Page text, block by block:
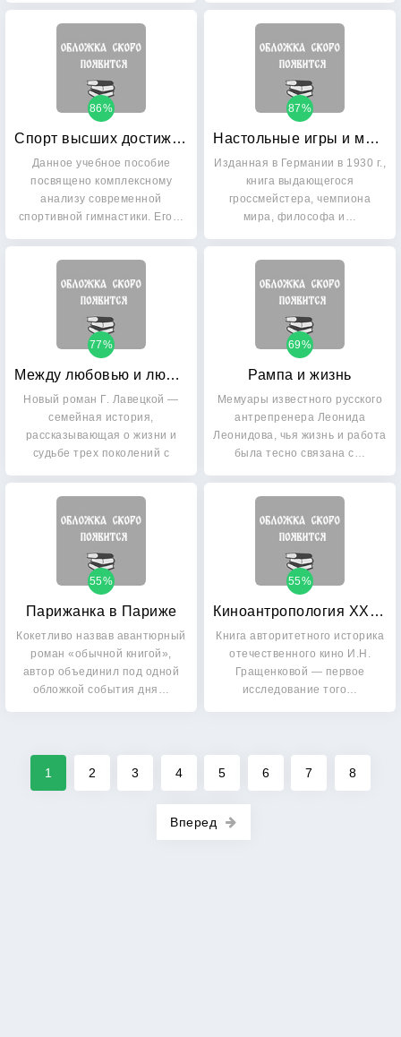
Спорт высших достижений: спортивная гимнастика
86%
Данное учебное пособие
посвящено комплексному
анализу современной
спортивной гимнастики. Его…
Настольные игры и математические задачи
87%
Изданная в Германии в 1930 г.,
книга выдающегося
гроссмейстера, чемпиона
мира, философа и…
Между любовью и любовью
77%
Новый роман Г. Лавецкой —
семейная история,
рассказывающая о жизни и
судьбе трех поколений с
Рампа и жизнь
69%
Мемуары известного русского
антрепренера Леонида
Леонидова, чья жизнь и работа
была тесно связана с…
Парижанка в Париже
55%
Кокетливо назвав авантюрный
роман «обычной книгой»,
автор объединил под одной
обложкой события дня…
Киноантропология ХХ/20
55%
Книга авторитетного историка
отечественного кино И.Н.
Гращенковой — первое
исследование того…
1 2 3 4 5 6 7 8
Вперед